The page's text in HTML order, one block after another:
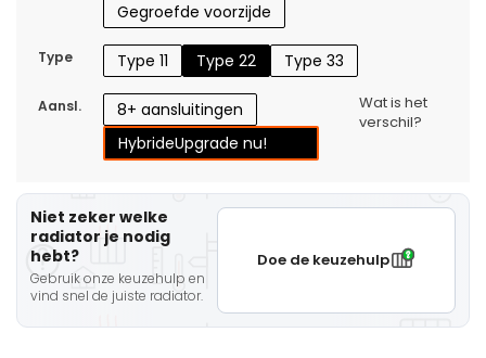
Gegroefde voorzijde
Type Type 11 Type 22 Type 33
Aansl.
8+ aansluitingen
HybrideUpgrade nu!
Wat is het
verschil?
Niet zeker welke
radiator je nodig
hebt?
Gebruik onze keuzehulp en
vind snel de juiste radiator.
Doe de keuzehulp